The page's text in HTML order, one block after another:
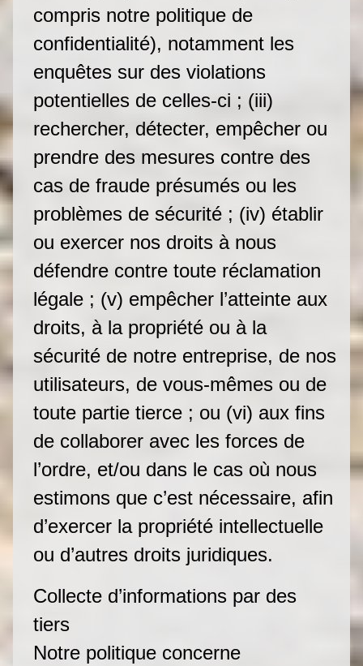
compris notre politique de
confidentialité), notamment les
enquêtes sur des violations
potentielles de celles-ci ; (iii)
rechercher, détecter, empêcher ou
prendre des mesures contre des
cas de fraude présumés ou les
problèmes de sécurité ; (iv) établir
ou exercer nos droits à nous
défendre contre toute réclamation
légale ; (v) empêcher l’atteinte aux
droits, à la propriété ou à la
sécurité de notre entreprise, de nos
utilisateurs, de vous-mêmes ou de
toute partie tierce ; ou (vi) aux fins
de collaborer avec les forces de
l’ordre, et/ou dans le cas où nous
estimons que c’est nécessaire, afin
d’exercer la propriété intellectuelle
ou d’autres droits juridiques.
Collecte d’informations par des
tiers
Notre politique concerne